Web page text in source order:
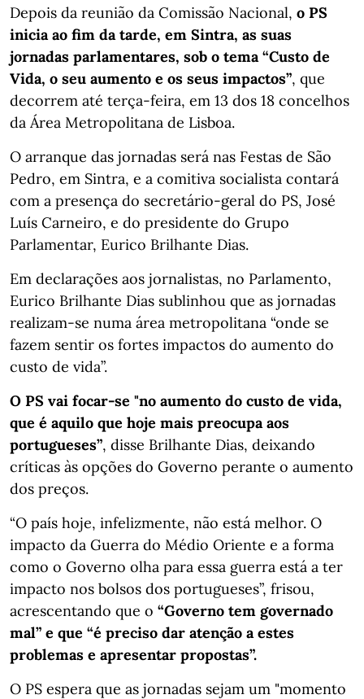
Depois da reunião da Comissão Nacional, o PS
inicia ao fim da tarde, em Sintra, as suas
jornadas parlamentares, sob o tema “Custo de
Vida, o seu aumento e os seus impactos”, que
decorrem até terça-feira, em 13 dos 18 concelhos
da Área Metropolitana de Lisboa.
O arranque das jornadas será nas Festas de São
Pedro, em Sintra, e a comitiva socialista contará
com a presença do secretário-geral do PS, José
Luís Carneiro, e do presidente do Grupo
Parlamentar, Eurico Brilhante Dias.
Em declarações aos jornalistas, no Parlamento,
Eurico Brilhante Dias sublinhou que as jornadas
realizam-se numa área metropolitana “onde se
fazem sentir os fortes impactos do aumento do
custo de vida”.
O PS vai focar-se "no aumento do custo de vida,
que é aquilo que hoje mais preocupa aos
portugueses”, disse Brilhante Dias, deixando
críticas às opções do Governo perante o aumento
dos preços.
“O país hoje, infelizmente, não está melhor. O
impacto da Guerra do Médio Oriente e a forma
como o Governo olha para essa guerra está a ter
impacto nos bolsos dos portugueses”, frisou,
acrescentando que o “Governo tem governado
mal” e que “é preciso dar atenção a estes
problemas e apresentar propostas”.
O PS espera que as jornadas sejam um "momento